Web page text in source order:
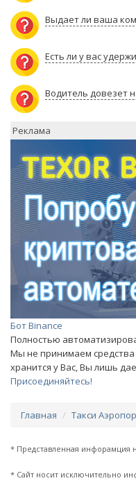
Выдает ли ваша
Есть ли у вас
Водитель довезет
Реклама
Бот Binance
Полностью
Мы не принимаем
хранится у Вас, Вы лишь
Присоединяйтесь!
Главная Такси
* Представленная инфорамция
* Сайт носит исключительно